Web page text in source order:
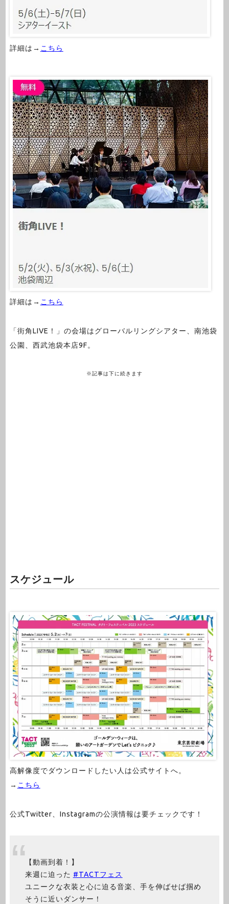
詳細は→ こちら
詳細は→ こちら
「街角LIVE！」の会場はグローバルリングシアター、南池袋
公園、西武池袋本店9F。
※記事は下に続きます
スケジュール
高解像度でダウンロードしたい人は公式サイトへ。
→ こちら
公式Twitter、Instagramの公演情報は要チェックです！
【動画到着！】
来週に迫った #TACTフェス
ユニークな衣装と心に迫る音楽、手を伸ばせば掴め
そうに近いダンサー！